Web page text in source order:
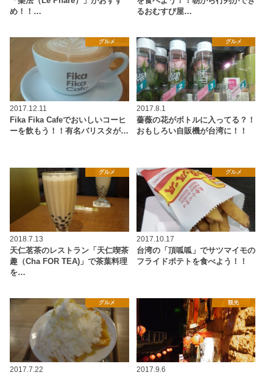
め！！…
るおむすび屋…
グルメ
2017.12.11
Fika Fika Cafeでおいしいコーヒ
ーを飲もう！！有名バリスタが…
グルメ
2017.8.1
薔薇の花がボトルに入ってる？！
おもしろい自販機が台湾に！！
グルメ
2018.7.13
天仁茗茶のレストラン「天仁喫茶
趣（Cha FOR TEA)」で茶葉料理
を…
グルメ
2017.10.17
台湾の「頂呱呱」でサツマイモの
フライドポテトを食べよう！！
グルメ
2017.7.22
観光
2017.9.6